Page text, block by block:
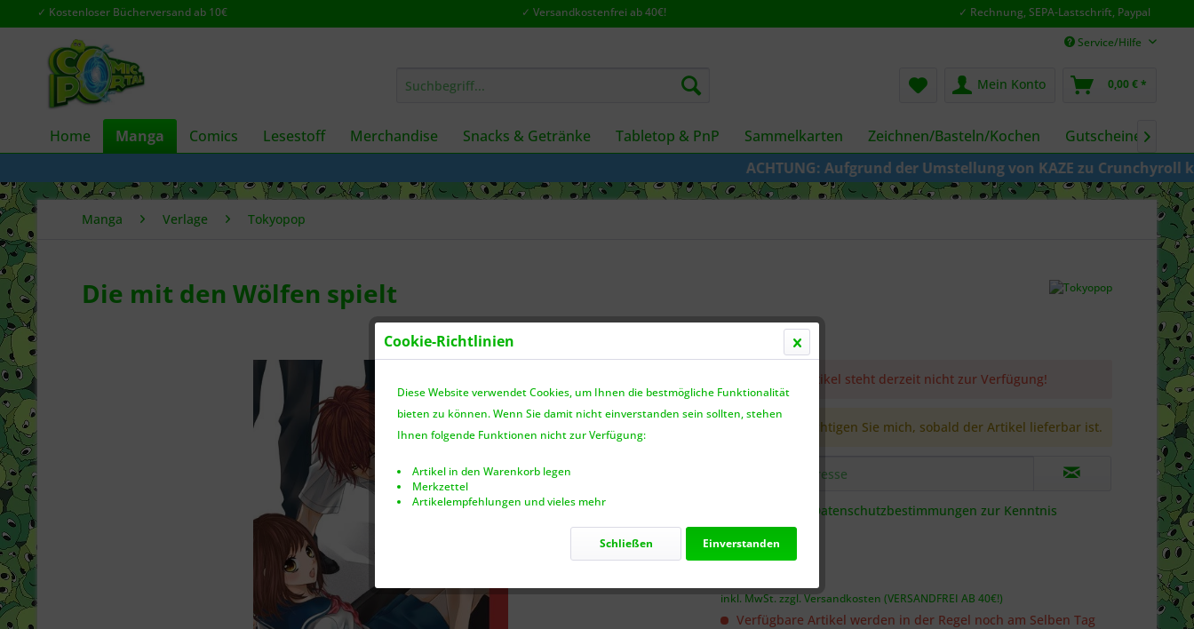
✓ Kostenloser Bücherversand ab 10€ ✓ Versandkostenfrei ab 40€!
✓ Rechnung, SEPA-Lastschrift, Paypal
Service/Hilfe
Mein Konto 0,00 € *
Home Manga Comics Lesestoff Merchandise Snacks & Getränke Tabletop & PnP Sammelkarten Zeichnen/Basteln/Kochen Gutscheine 
ACHTUNG: Aufgrund der Umstellung von KAZE zu Crunchyroll
Manga Verlage Tokyopop
Die mit den Wölfen spielt
Dieser Artikel steht derzeit nicht zur Verfügung!
Benachrichtigen Sie mich, sobald der Artikel lieferbar ist.
Datenschutzbestimmungen zur Kenntnis
genommen.
inkl. MwSt.zzgl. Versandkosten (VERSANDFREI AB 40€!)
Verfügbare Artikel werden in der Regel noch am Selben Tag
Cookie-Richtlinien
Diese Website verwendet Cookies, um Ihnen die bestmögliche Funktionalität
bieten zu können. Wenn Sie damit nicht einverstanden sein sollten, stehen
Ihnen folgende Funktionen nicht zur Verfügung:
Artikel in den Warenkorb legen
Merkzettel
Artikelempfehlungen und vieles mehr
Einverstanden
Schließen